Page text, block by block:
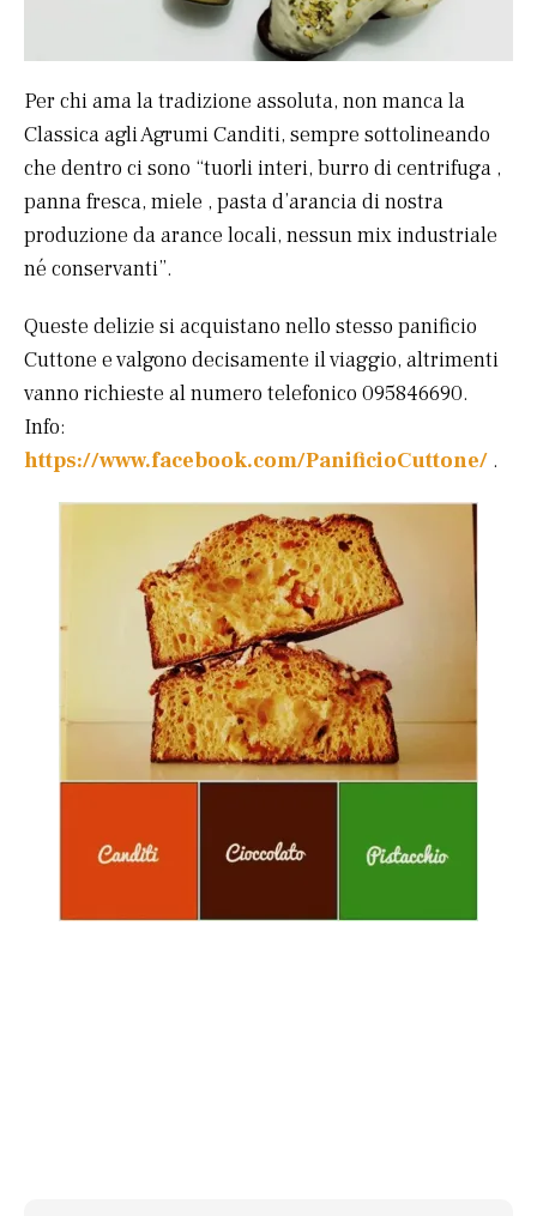
Per chi ama la tradizione assoluta, non manca la
Classica agli Agrumi Canditi, sempre sottolineando
che dentro ci sono “tuorli interi, burro di centrifuga ,
panna fresca, miele , pasta d’arancia di nostra
produzione da arance locali, nessun mix industriale
né conservanti”.
Queste delizie si acquistano nello stesso panificio
Cuttone e valgono decisamente il viaggio, altrimenti
vanno richieste al numero telefonico 095846690.
Info:
https://www.facebook.com/PanificioCuttone/ .